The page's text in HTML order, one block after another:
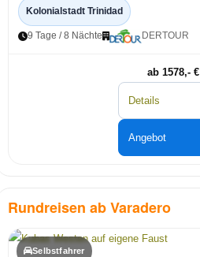
Kolonialstadt Trinidad
9 Tage / 8 Nächte DERTOUR
ab 1578,- €
Details
Angebot
Rundreisen ab Varadero
Selbstfahrer